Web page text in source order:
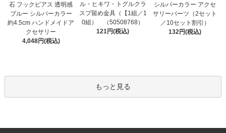
石 フックピアス 透明感
ブルー シルバーカラー
約4.5cm ハンドメイドア
クセサリー
4,048円(税込)
ル・ヒキワ・トグルクラ
スプ留め金具（【1組／1
0組） （50508768）
121円(税込)
シルバーカラー アクセ
サリーパーツ（2セット
／10セット割引）
132円(税込)
もっと見る